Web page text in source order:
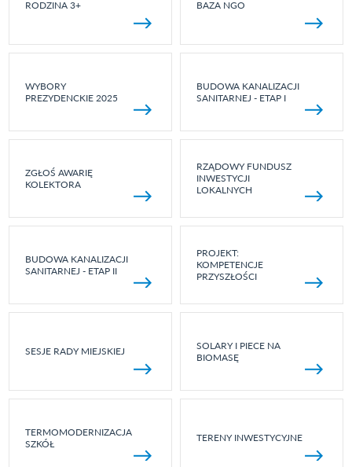
RODZINA 3+ BAZA NGO
WYBORY
PREZYDENCKIE 2025
BUDOWA KANALIZACJI
SANITARNEJ - ETAP I
ZGŁOŚ AWARIĘ
KOLEKTORA
RZĄDOWY FUNDUSZ
INWESTYCJI
LOKALNYCH
BUDOWA KANALIZACJI
SANITARNEJ - ETAP II
PROJEKT:
KOMPETENCJE
PRZYSZŁOŚCI
SESJE RADY MIEJSKIEJ
SOLARY I PIECE NA
BIOMASĘ
TERMOMODERNIZACJA
SZKÓŁ
TERENY INWESTYCYJNE